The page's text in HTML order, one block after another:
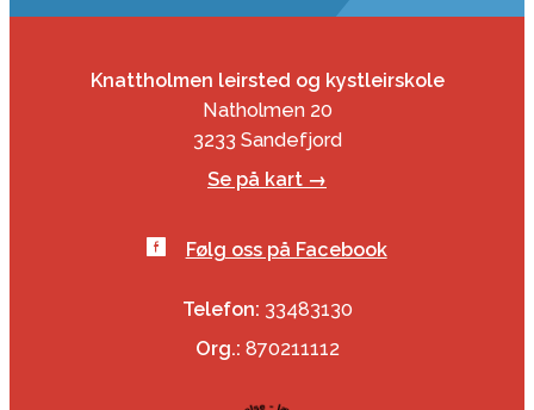
Knattholmen leirsted og kystleirskole
Natholmen 20
3233 Sandefjord
Se på kart →
Følg oss på Facebook
Telefon: 33483130
Org.: 870211112